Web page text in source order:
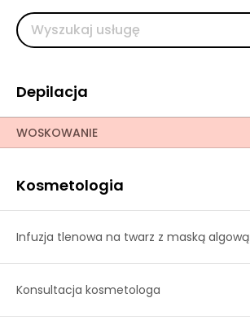
Depilacja
WOSKOWANIE
Kosmetologia
Infuzja tlenowa na twarz z maską algową
Konsultacja kosmetologa